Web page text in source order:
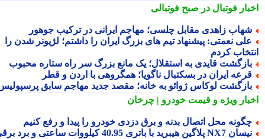
فوتبال در صبح فوتبالی
زاهدی مقابل چلسی؛ مهاجم ایرانی در ترکیب جوهور
نعمتی: پیشنهاد تیم های بزرگ ایران را داشتم؛ لژیونر شدن را
کردم
قایدی به استقلال؛ یک مانع بزرگ سر راه ستاره محبوب
ایران در بسکتبال ناگویا؛ همگروهی با اردن و قطر
لوکاس ژوائو به خانه؛ مقصد جدید مهاجم سابق پرسپولیس
ویژهو قیمت خودرو | چرخان
محل اتصال بدنه و برق دزدی خودرو را پیدا و رفع کنیم
نیسان NX7 پلاگین هیبرید با باتری 40.95 کیلووات ساعتی و برد برقی